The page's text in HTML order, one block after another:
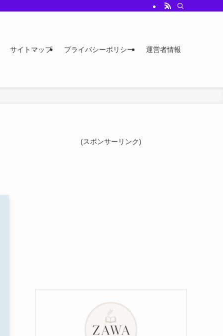
サイトマップ プライバシーポリシー 運営者情報
(スポンサーリンク)